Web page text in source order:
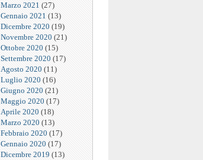
Marzo 2021 (27)
Gennaio 2021 (13)
Dicembre 2020 (19)
Novembre 2020 (21)
Ottobre 2020 (15)
Settembre 2020 (17)
Agosto 2020 (11)
Luglio 2020 (16)
Giugno 2020 (21)
Maggio 2020 (17)
Aprile 2020 (18)
Marzo 2020 (13)
Febbraio 2020 (17)
Gennaio 2020 (17)
Dicembre 2019 (13)